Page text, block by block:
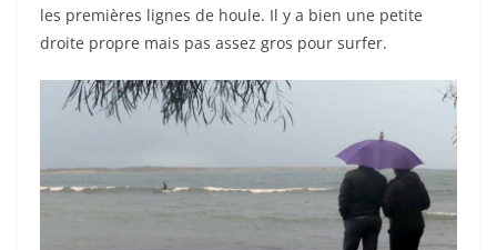
les premières lignes de houle. Il y a bien une petite
droite propre mais pas assez gros pour surfer.